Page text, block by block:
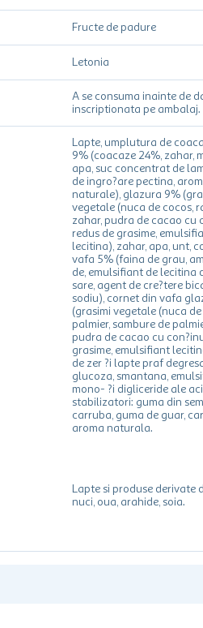
Fructe de padure
Letonia
A se consuma inainte de
inscriptionata pe ambalaj.
Lapte, umplutura de
9% (coacaze 24%, zahar,
apa, suc concentrat de
de ingro?are pectina,
naturale), glazura 9%
vegetale (nuca de cocos,
zahar, pudra de cacao cu
redus de grasime,
lecitina), zahar, apa, unt,
vafa 5% (faina de grau,
de, emulsifiant de lecitina
sare, agent de cre?tere
sodiu), cornet din vafa
(grasimi vegetale (nuca de
palmier, sambure de
pudra de cacao cu
grasime, emulsifiant
de zer ?i lapte praf
glucoza, smantana,
mono- ?i digliceride ale
stabilizatori: guma din
carruba, guma de guar,
aroma naturala.
Lapte si produse derivate
nuci, oua, arahide, soia.